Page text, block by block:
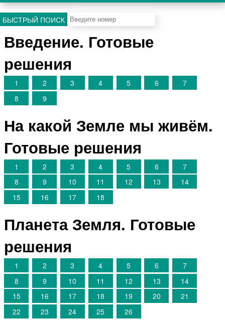
БЫСТРЫЙ ПОИСК
Введение. Готовые
решения
1 2 3 4 5 6
7
8
9
На какой Земле мы живём.
Готовые решения
1 2 3 4 5 6
7
8
9 10 11 12 13
14
15
16 17 18
Планета Земля. Готовые
решения
1 2 3 4 5 6
7
8
9 10 11 12 13
14
15
16 17 18 19 20
21
22
23 24 25 26